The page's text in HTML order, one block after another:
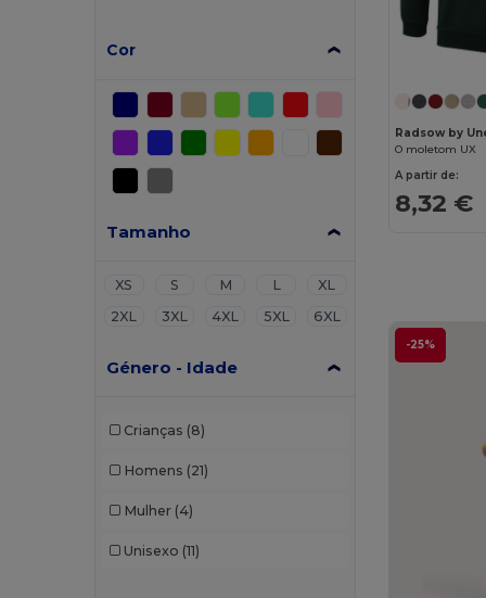
Cor
Tamanho
XS S M L
XL
2XL
3XL 4XL 5XL 6XL
Género - Idade
Crianças (8)
Homens (21)
Mulher (4)
Unisexo (11)
Radsow by
O moletom UX
A partir de:
8,32 €
-25%